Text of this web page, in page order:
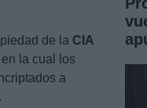
de la CIA
la cual los
a